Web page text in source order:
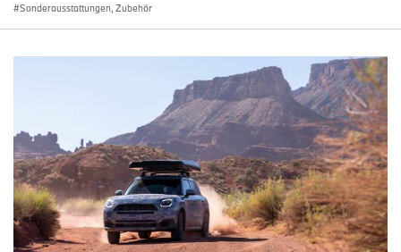
Micaela Sandstede, Leiterin Kommunikation MINI
Telefon: +49-176-601-61611
E-Mail: micaela.sandstede@bmw.de
Sonderausstattungen, Zubehör